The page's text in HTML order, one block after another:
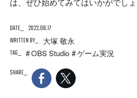
DATE
2022.08.17
WRITTEN BY
大塚 敬永
TAG
OBS Studio
ゲーム実況
SHARE